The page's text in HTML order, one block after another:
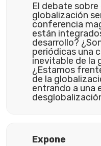
El debate
globalización
conferencia
están
desarrollo?
periódicas una
inevitable de la
¿Estamos
de la
entrando a una
Expone